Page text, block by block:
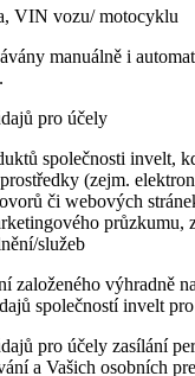
VIN vozu/ motocyklu
manuálně i
pro účely
společnosti invelt,
(zejm.
či webových
služeb
založeného
společností invelt
pro účely zasílání
a Vašich osobních